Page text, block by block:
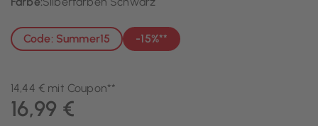
Code: Summer15 -15%**
14,44 € mit Coupon**
16,99 €